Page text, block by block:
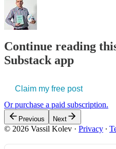
Continue reading
Substack app
Claim my free post
Or purchase a paid subscription.
Previous Next
© 2026 Vassil Kolev · Privacy ∙